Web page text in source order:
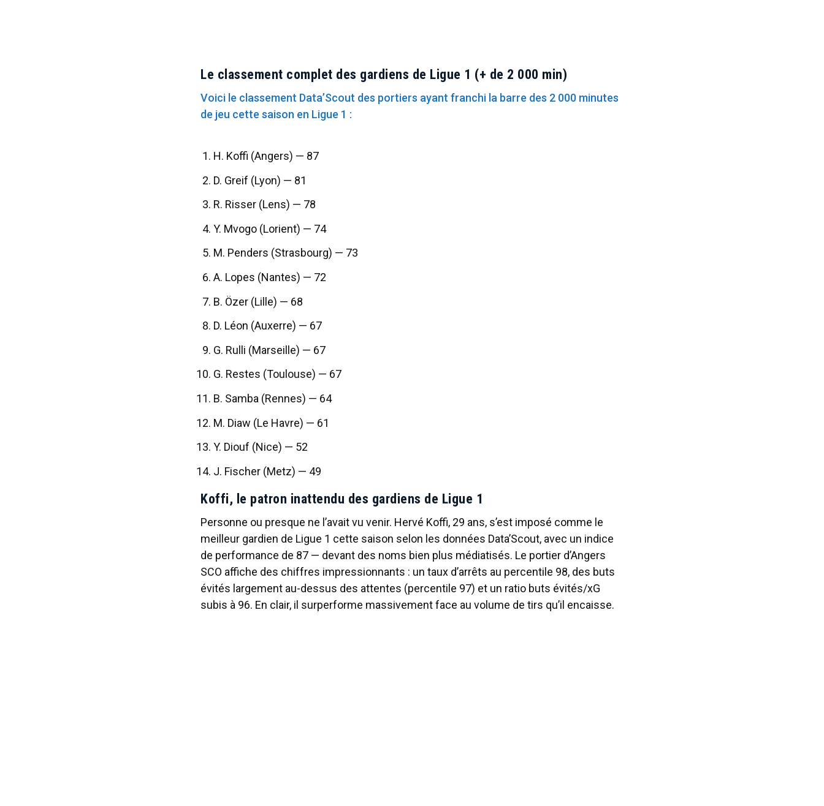
Le classement complet des gardiens de Ligue 1 (+ de 2 000 min)
Voici le classement Data’Scout des portiers ayant franchi la barre des 2 000 minutes
de jeu cette saison en Ligue 1 :
H. Koffi (Angers) — 87
D. Greif (Lyon) — 81
R. Risser (Lens) — 78
Y. Mvogo (Lorient) — 74
M. Penders (Strasbourg) — 73
A. Lopes (Nantes) — 72
B. Özer (Lille) — 68
D. Léon (Auxerre) — 67
G. Rulli (Marseille) — 67
G. Restes (Toulouse) — 67
B. Samba (Rennes) — 64
M. Diaw (Le Havre) — 61
Y. Diouf (Nice) — 52
J. Fischer (Metz) — 49
Koffi, le patron inattendu des gardiens de Ligue 1
Personne ou presque ne l’avait vu venir. Hervé Koffi, 29 ans, s’est imposé comme le
meilleur gardien de Ligue 1 cette saison selon les données Data’Scout, avec un indice
de performance de 87 — devant des noms bien plus médiatisés. Le portier d’Angers
SCO affiche des chiffres impressionnants : un taux d’arrêts au percentile 98, des buts
évités largement au-dessus des attentes (percentile 97) et un ratio buts évités/xG
subis à 96. En clair, il surperforme massivement face au volume de tirs qu’il encaisse.